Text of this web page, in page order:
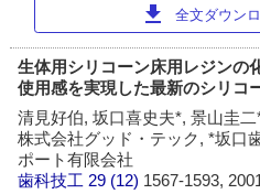
download 全文ダウン
生体用シリコーン床用レジンの
使用感を実現した最新のシリコ
清見好伯, 坂口喜史夫*, 景山圭
株式会社グッド・テック, *坂口
ポート有限会社
歯科技工 29 (12) 1567-1593,